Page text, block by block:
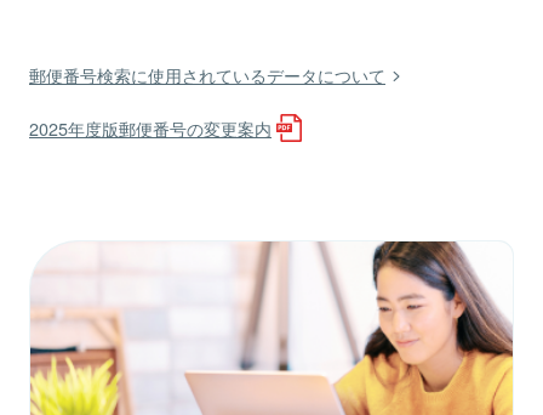
郵便番号検索に使用されているデータについて
2025年度版郵便番号の変更案内